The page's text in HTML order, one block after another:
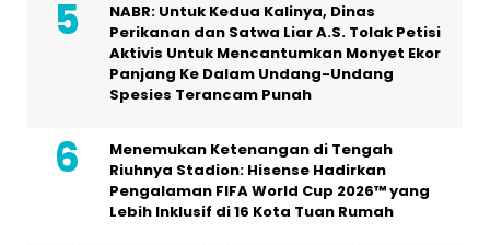
NABR: Untuk Kedua Kalinya, Dinas
Perikanan dan Satwa Liar A.S. Tolak Petisi
Aktivis Untuk Mencantumkan Monyet Ekor
Panjang Ke Dalam Undang-Undang
Spesies Terancam Punah
Menemukan Ketenangan di Tengah
Riuhnya Stadion: Hisense Hadirkan
Pengalaman FIFA World Cup 2026™ yang
Lebih Inklusif di 16 Kota Tuan Rumah